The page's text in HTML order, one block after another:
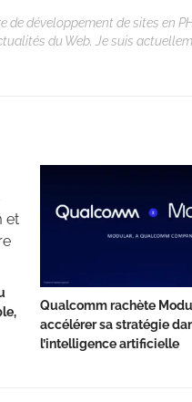
de développement de sites en
du Web. Je suis
Qualcomm rachète
accélérer sa stratégie
l’intelligence artificielle